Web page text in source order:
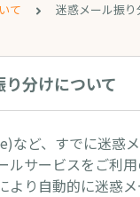
て 迷惑メール振
分けについて
など、すでに迷惑
ルサービスをご利
より自動的に迷惑